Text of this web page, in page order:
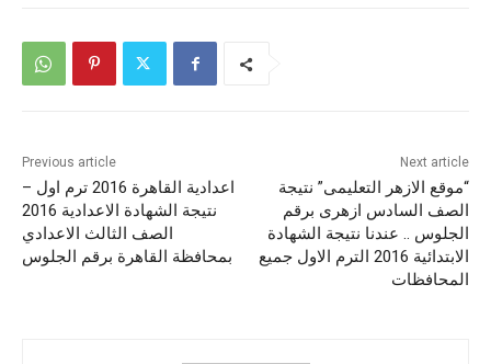
Previous article
اعدادية القاهرة 2016 ترم اول –
نتيجة الشهادة الاعدادية 2016
الصف الثالث الاعدادي
بمحافظة القاهرة برقم الجلوس
Next article
“موقع الازهر التعليمى” نتيجة
الصف السادس ازهرى برقم
الجلوس .. عندنا نتيجة الشهادة
الابتدائية 2016 الترم الاول جميع
المحافظات